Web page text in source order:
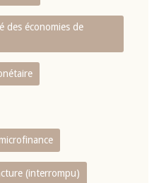
des économies de
(interrompu)